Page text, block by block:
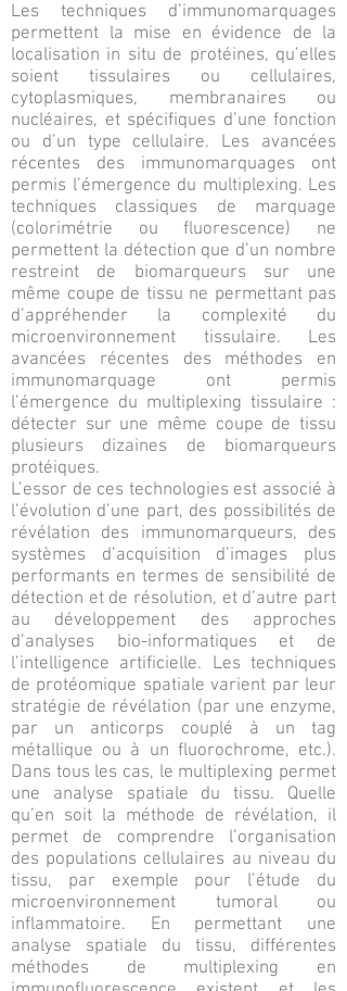
Les techniques d’immunomarquages
permettent la mise en évidence de la
localisation in situ de protéines, qu’elles
soient tissulaires ou cellulaires,
cytoplasmiques, membranaires ou
nucléaires, et spécifiques d’une fonction
ou d’un type cellulaire. Les avancées
récentes des immunomarquages ont
permis l’émergence du multiplexing. Les
techniques classiques de marquage
(colorimétrie ou fluorescence) ne
permettent la détection que d’un nombre
restreint de biomarqueurs sur une
même coupe de tissu ne permettant pas
d’appréhender la complexité du
microenvironnement tissulaire. Les
avancées récentes des méthodes en
immunomarquage ont permis
l’émergence du multiplexing tissulaire :
détecter sur une même coupe de tissu
plusieurs dizaines de biomarqueurs
protéiques.
L’essor de ces technologies est associé à
l’évolution d’une part, des possibilités de
révélation des immunomarqueurs, des
systèmes d’acquisition d’images plus
performants en termes de sensibilité de
détection et de résolution, et d’autre part
au développement des approches
d’analyses bio-informatiques et de
l’intelligence artificielle. Les techniques
de protéomique spatiale varient par leur
stratégie de révélation (par une enzyme,
par un anticorps couplé à un tag
métallique ou à un fluorochrome, etc.).
Dans tous les cas, le multiplexing permet
une analyse spatiale du tissu. Quelle
qu’en soit la méthode de révélation, il
permet de comprendre l’organisation
des populations cellulaires au niveau du
tissu, par exemple pour l’étude du
microenvironnement tumoral ou
inflammatoire. En permettant une
analyse spatiale du tissu, différentes
méthodes de multiplexing en